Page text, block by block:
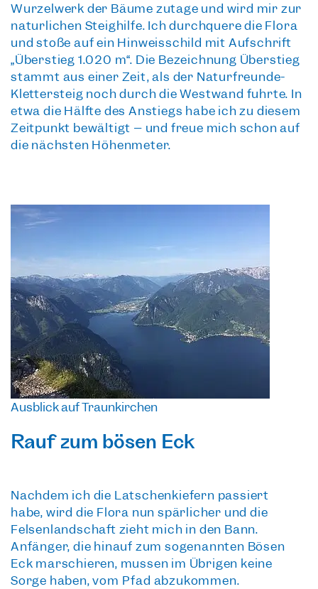
Wurzelwerk der Bäume zutage und wird mir zur
natürlichen Steighilfe. Ich durchquere die Flora
und stoße auf ein Hinweisschild mit Aufschrift
„Überstieg 1.020 m“. Die Bezeichnung Überstieg
stammt aus einer Zeit, als der Naturfreunde-
Klettersteig noch durch die Westwand führte. In
etwa die Hälfte des Anstiegs habe ich zu diesem
Zeitpunkt bewältigt – und freue mich schon auf
die nächsten Höhenmeter.
Ausblick auf Traunkirchen
Rauf zum bösen Eck
Nachdem ich die Latschenkiefern passiert
habe, wird die Flora nun spärlicher und die
Felsenlandschaft zieht mich in den Bann.
Anfänger, die hinauf zum sogenannten Bösen
Eck marschieren, müssen im Übrigen keine
Sorge haben, vom Pfad abzukommen.